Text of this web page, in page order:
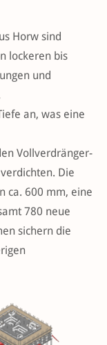
Horw sind
lockeren bis
und
an, was eine
Vollverdränger-
Die
ca. 600 mm, eine
780 neue
sichern die